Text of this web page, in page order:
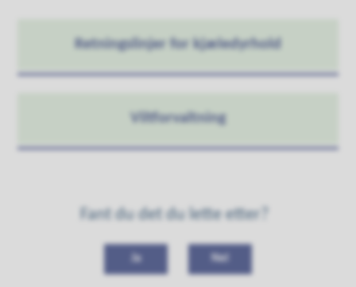
Retningslinjer for kjæledyrhold
Viltforvaltning
Fant du det du lette etter?
Nei